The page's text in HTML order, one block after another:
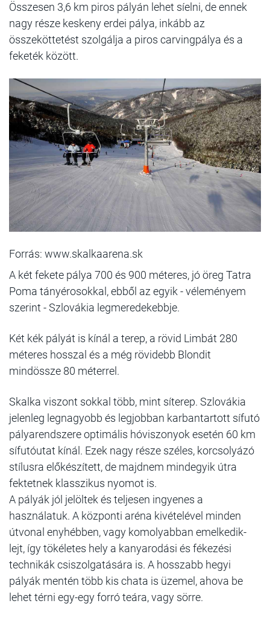
Összesen 3,6 km piros pályán lehet síelni, de ennek
nagy része keskeny erdei pálya, inkább az
összeköttetést szolgálja a piros carvingpálya és a
feketék között.
Forrás: www.skalkaarena.sk
A két fekete pálya 700 és 900 méteres, jó öreg Tatra
Poma tányérosokkal, ebből az egyik - véleményem
szerint - Szlovákia legmeredekebbje.
Két kék pályát is kínál a terep, a rövid Limbát 280
méteres hosszal és a még rövidebb Blondit
mindössze 80 méterrel.
Skalka viszont sokkal több, mint síterep. Szlovákia
jelenleg legnagyobb és legjobban karbantartott sífutó
pályarendszere optimális hóviszonyok esetén 60 km
sífutóutat kínál. Ezek nagy része széles, korcsolyázó
stílusra előkészített, de majdnem mindegyik útra
fektetnek klasszikus nyomot is.
A pályák jól jelöltek és teljesen ingyenes a
használatuk. A központi aréna kivételével minden
útvonal enyhébben, vagy komolyabban emelkedik-
lejt, így tökéletes hely a kanyarodási és fékezési
technikák csiszolgatására is. A hosszabb hegyi
pályák mentén több kis chata is üzemel, ahova be
lehet térni egy-egy forró teára, vagy sörre.